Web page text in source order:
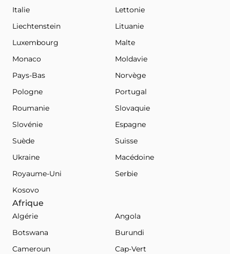
Italie
Lettonie
Liechtenstein
Lituanie
Luxembourg
Malte
Monaco
Moldavie
Pays-Bas
Norvège
Pologne
Portugal
Roumanie
Slovaquie
Slovénie
Espagne
Suède
Suisse
Ukraine
Macédoine
Royaume-Uni
Serbie
Kosovo
Afrique
Algérie
Angola
Botswana
Burundi
Cameroun
Cap-Vert